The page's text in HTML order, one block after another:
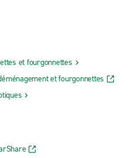
et fourgonnettes
et fourgonnettes